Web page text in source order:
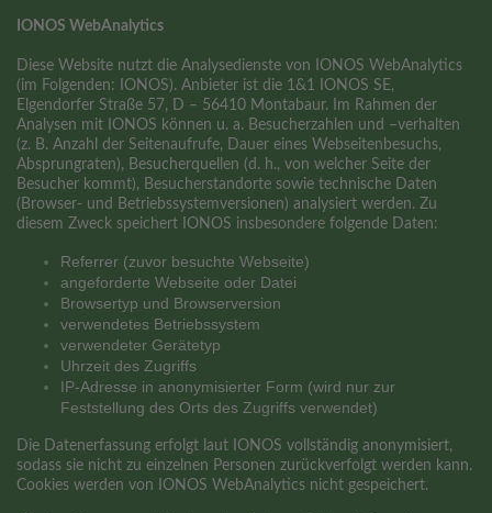
IONOS WebAnalytics
Diese Website nutzt die Analysedienste von IONOS WebAnalytics
(im Folgenden: IONOS). Anbieter ist die 1&1 IONOS SE,
Elgendorfer Straße 57, D – 56410 Montabaur. Im Rahmen der
Analysen mit IONOS können u. a. Besucherzahlen und –verhalten
(z. B. Anzahl der Seitenaufrufe, Dauer eines Webseitenbesuchs,
Absprungraten), Besucherquellen (d. h., von welcher Seite der
Besucher kommt), Besucherstandorte sowie technische Daten
(Browser- und Betriebssystemversionen) analysiert werden. Zu
diesem Zweck speichert IONOS insbesondere folgende Daten:
Referrer (zuvor besuchte Webseite)
angeforderte Webseite oder Datei
Browsertyp und Browserversion
verwendetes Betriebssystem
verwendeter Gerätetyp
Uhrzeit des Zugriffs
IP-Adresse in anonymisierter Form (wird nur zur
Feststellung des Orts des Zugriffs verwendet)
Die Datenerfassung erfolgt laut IONOS vollständig anonymisiert,
sodass sie nicht zu einzelnen Personen zurückverfolgt werden kann.
Cookies werden von IONOS WebAnalytics nicht gespeichert.